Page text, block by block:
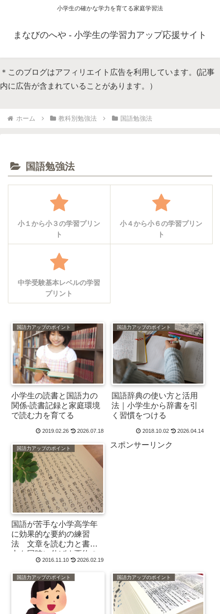
小学生の確かな学力を育てる家庭学習法
まなびのへや - 小学生の学習力アップ応援サイト
＊このブログはアフィリエイト広告を利用しています。(記事
内に広告が含まれていることがあります。）
ホーム 教科別勉強法 国語勉強法
国語勉強法
小１から小３の学習プリン
ト
小４から小６の学習プリン
ト
中学受験基本レベルの学習
プリント
国語力アップのポイント
小学生の読書と国語力の
関係-読書記録と家庭環境
で読む力を育てる
2019.02.26 2026.07.18
国語力アップのポイント
国語辞典の使い方と活用
法｜小学生から辞書を引
く習慣をつける
2018.10.02 2026.04.14
国語力アップのポイント
国語が苦手な小学高学年
に効果的な要約の練習
法 文章を読む力と書く
力を同時に伸ばす要約の
2016.11.10 2026.02.19
スポンサーリンク
国語力アップのポイント 国語力アップのポイント